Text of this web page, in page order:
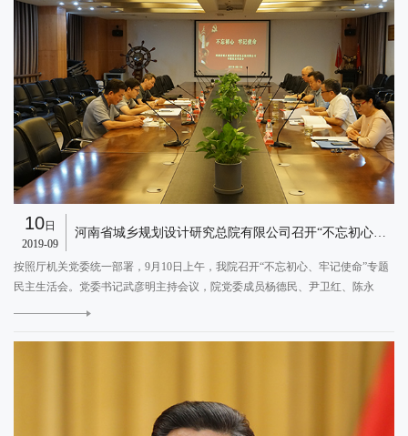
10日
2019-09
河南省城乡规划设计研究总院有限公司召开“不忘初心、牢记使命”专题民主生活会
按照厅机关党委统一部署，9月10日上午，我院召开“不忘初心、牢记使命”专题
民主生活会。党委书记武彦明主持会议，院党委成员杨德民、尹卫红、陈永